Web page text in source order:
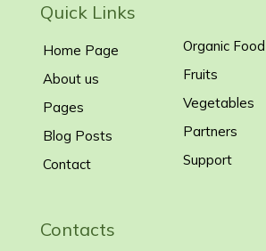
Quick Links
Home Page
About us
Pages
Blog Posts
Contact
Organic Food
Fruits
Vegetables
Partners
Support
Contacts